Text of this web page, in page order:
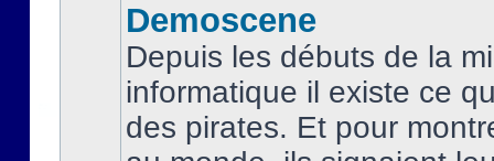
Demoscene
Depuis les débuts de la
informatique il existe ce
des pirates. Et pour